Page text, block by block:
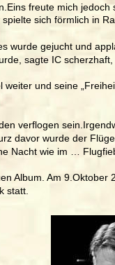
freute mich jedoch
sich förmlich in
wurde gejucht und
sagte IC
und seine
verflogen
davor wurde der
Nacht wie im …
Album. Am 9.Oktober
statt.